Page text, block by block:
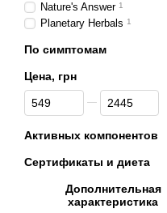
Nature's Answer 1
Planetary Herbals 1
По симптомам
Цена, грн
От Цена, грн
До Цена, грн
Активных компонентов
Сертификаты и диета
Дополнительная
характеристика